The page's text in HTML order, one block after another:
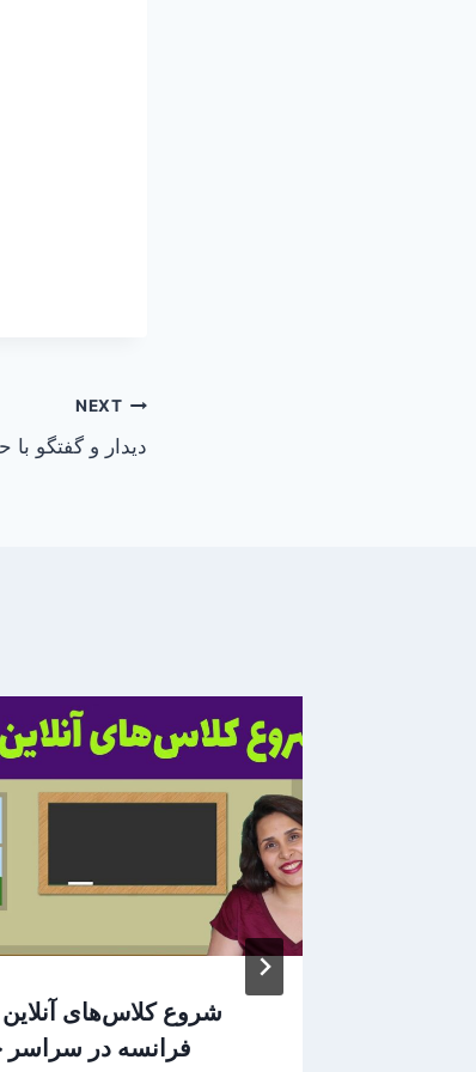
NEXT
دیدار و گفتگو
شروع کلاس‌های آنلاین
فرانسه در سراسر